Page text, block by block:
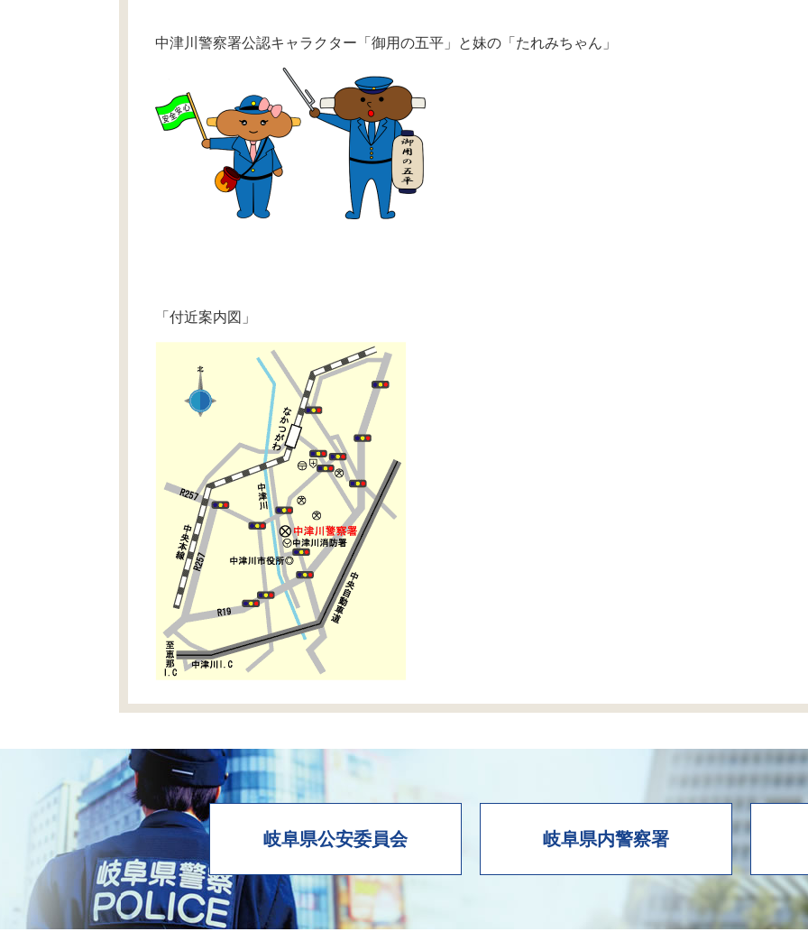
中津川警察署公認キャラクター「御用の五平」と妹の「たれみちゃん」
「付近案内図」
岐阜県公安委員会 岐阜県内警察署